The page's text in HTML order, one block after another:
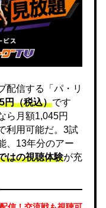
配信する「パ・リ
円（税込）です
ら月額1,045円
利用可能だ。3試
、13年分のアー
はの視聴体験が充